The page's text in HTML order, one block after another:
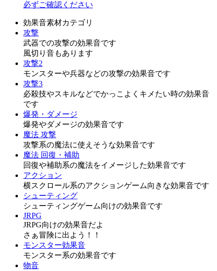
必ずご確認ください
効果音素材カテゴリ
攻撃
武器での攻撃の効果音です
風切り音もあります
攻撃2
モンスターや兵器などの攻撃の効果音です
攻撃3
必殺技やスキルなどでかっこよくキメたい時の効果音
です
爆発・ダメージ
爆発やダメージの効果音です
魔法 攻撃
攻撃系の魔法に使えそうな効果音です
魔法 回復・補助
回復や補助系の魔法をイメージした効果音です
アクション
横スクロール系のアクションゲーム向きな効果音です
シューティング
シューティングゲーム向けの効果音です
JRPG
JRPG向けの効果音だよ
さぁ冒険に出よう！！
モンスター効果音
モンスター系の効果音です
物音